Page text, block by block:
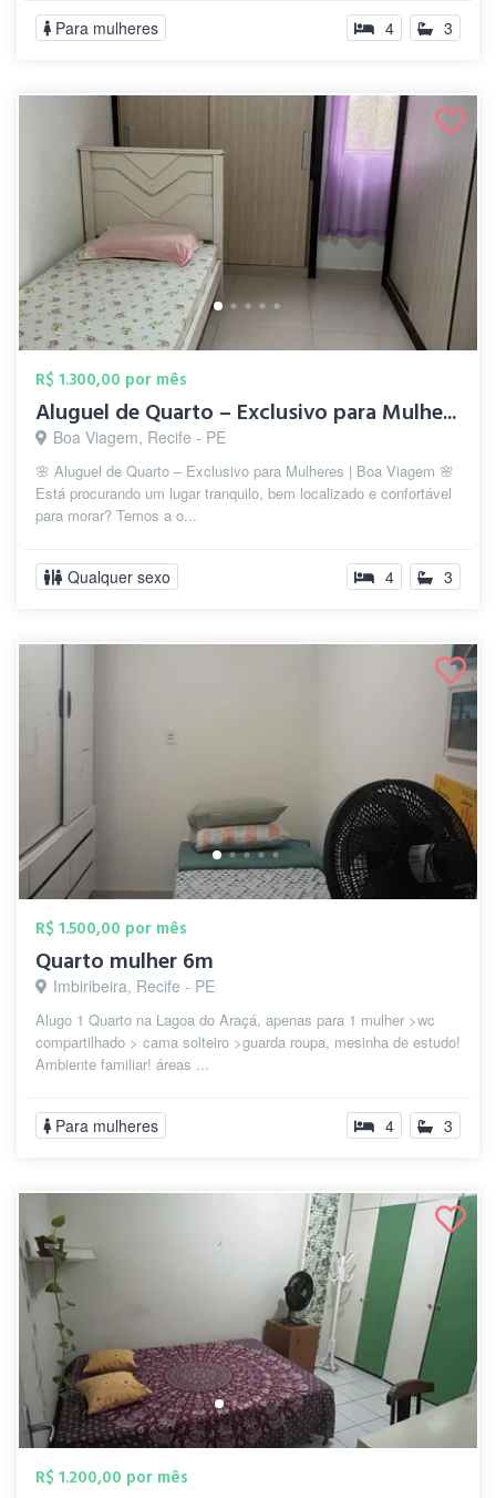
Para mulheres 4 3
R$ 1.300,00 por mês
Aluguel de Quarto – Exclusivo para Mulhe...
Boa Viagem, Recife - PE
🌸 Aluguel de Quarto – Exclusivo para Mulheres | Boa Viagem 🌸
Está procurando um lugar tranquilo, bem localizado e confortável
para morar? Temos a o...
Qualquer sexo 4 3
R$ 1.500,00 por mês
Quarto mulher 6m
Imbiribeira, Recife - PE
Alugo 1 Quarto na Lagoa do Araçá, apenas para 1 mulher >wc
compartilhado > cama solteiro >guarda roupa, mesinha de estudo!
Ambiente familiar! áreas ...
Para mulheres 4 3
R$ 1.200,00 por mês